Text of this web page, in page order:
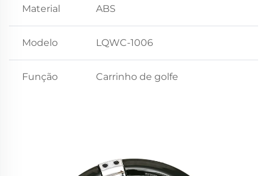
Material ABS
Modelo LQWC-1006
Função Carrinho de golfe